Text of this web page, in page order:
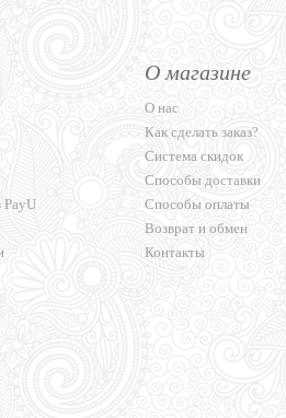
PayU
О магазине
О нас
Как сделать заказ?
Система скидок
Способы доставки
Способы оплаты
Возврат и обмен
Контакты